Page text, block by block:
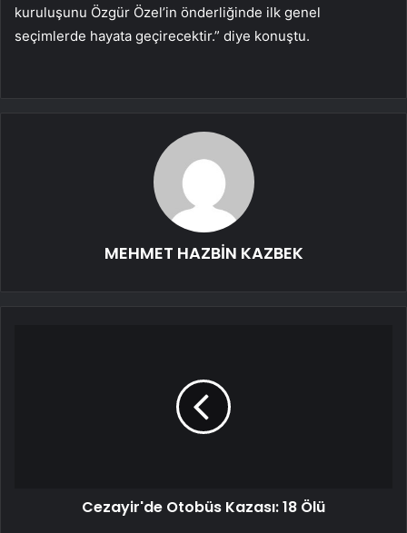
kuruluşunu Özgür Özel’in önderliğinde ilk genel
seçimlerde hayata geçirecektir.” diye konuştu.
MEHMET HAZBİN KAZBEK
Cezayir'de Otobüs Kazası: 18 Ölü